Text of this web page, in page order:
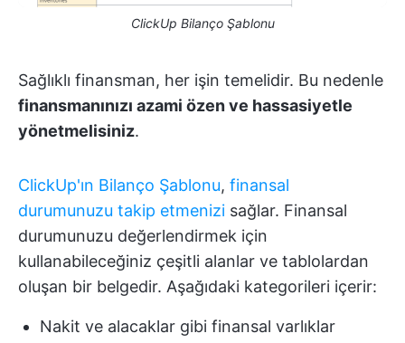
ClickUp Bilanço Şablonu
Sağlıklı finansman, her işin temelidir. Bu nedenle
finansmanınızı azami özen ve hassasiyetle
yönetmelisiniz.
ClickUp'ın Bilanço Şablonu, finansal
durumunuzu takip etmenizi sağlar. Finansal
durumunuzu değerlendirmek için
kullanabileceğiniz çeşitli alanlar ve tablolardan
oluşan bir belgedir. Aşağıdaki kategorileri içerir:
Nakit ve alacaklar gibi finansal varlıklar